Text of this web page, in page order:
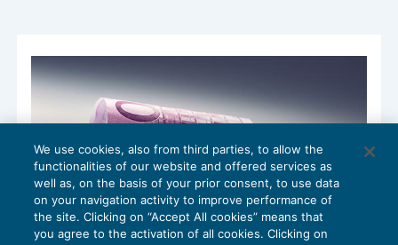
We use cookies, also from third parties, to allow the
functionalities of our website and offered services as
well as, on the basis of your prior consent, to use data
on your navigation activity to improve performance of
the site. Clicking on “Accept All cookies” means that
you agree to the activation of all cookies. Clicking on